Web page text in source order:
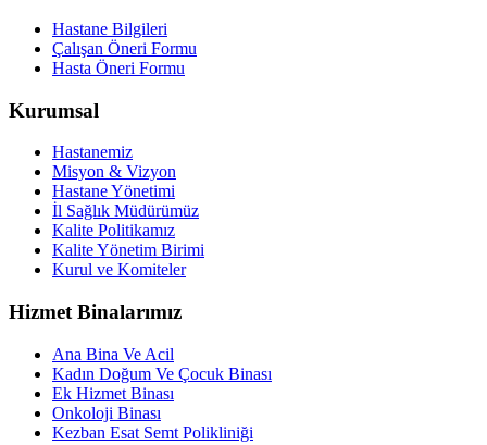
Hastane Bilgileri
Çalışan Öneri Formu
Hasta Öneri Formu
Kurumsal
Hastanemiz
Misyon & Vizyon
Hastane Yönetimi
İl Sağlık Müdürümüz
Kalite Politikamız
Kalite Yönetim Birimi
Kurul ve Komiteler
Hizmet Binalarımız
Ana Bina Ve Acil
Kadın Doğum Ve Çocuk Binası
Ek Hizmet Binası
Onkoloji Binası
Kezban Esat Semt Polikliniği